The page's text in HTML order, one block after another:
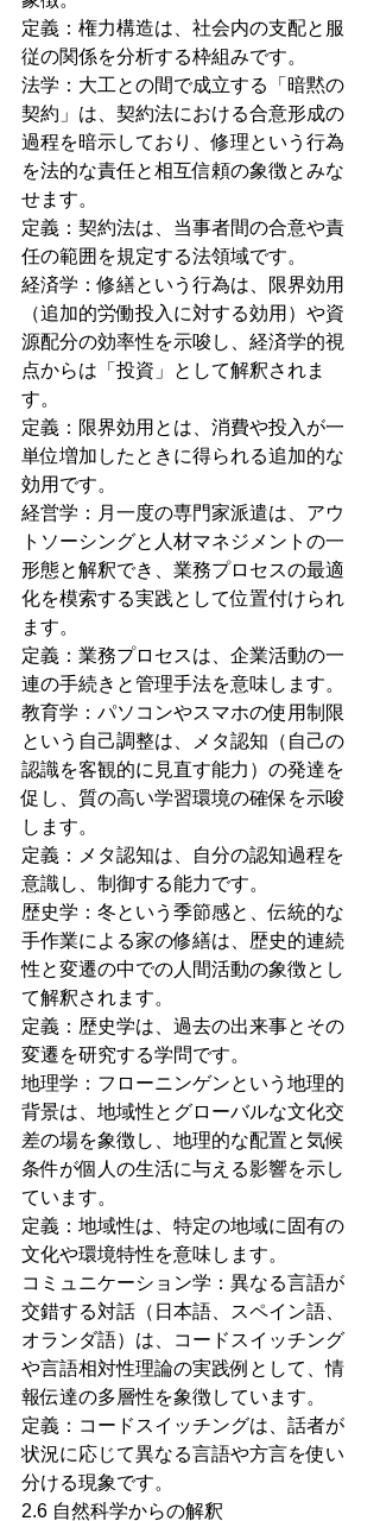
定義：権力構造は、社会内の支配と服
従の関係を分析する枠組みです。
法学：大工との間で成立する「暗黙の
契約」は、契約法における合意形成の
過程を暗示しており、修理という行為
を法的な責任と相互信頼の象徴とみな
せます。
定義：契約法は、当事者間の合意や責
任の範囲を規定する法領域です。
経済学：修繕という行為は、限界効用
（追加的労働投入に対する効用）や資
源配分の効率性を示唆し、経済学的視
点からは「投資」として解釈されま
す。
定義：限界効用とは、消費や投入が一
単位増加したときに得られる追加的な
効用です。
経営学：月一度の専門家派遣は、アウ
トソーシングと人材マネジメントの一
形態と解釈でき、業務プロセスの最適
化を模索する実践として位置付けられ
ます。
定義：業務プロセスは、企業活動の一
連の手続きと管理手法を意味します。
教育学：パソコンやスマホの使用制限
という自己調整は、メタ認知（自己の
認識を客観的に見直す能力）の発達を
促し、質の高い学習環境の確保を示唆
します。
定義：メタ認知は、自分の認知過程を
意識し、制御する能力です。
歴史学：冬という季節感と、伝統的な
手作業による家の修繕は、歴史的連続
性と変遷の中での人間活動の象徴とし
て解釈されます。
定義：歴史学は、過去の出来事とその
変遷を研究する学問です。
地理学：フローニンゲンという地理的
背景は、地域性とグローバルな文化交
差の場を象徴し、地理的な配置と気候
条件が個人の生活に与える影響を示し
ています。
定義：地域性は、特定の地域に固有の
文化や環境特性を意味します。
コミュニケーション学：異なる言語が
交錯する対話（日本語、スペイン語、
オランダ語）は、コードスイッチング
や言語相対性理論の実践例として、情
報伝達の多層性を象徴しています。
定義：コードスイッチングは、話者が
状況に応じて異なる言語や方言を使い
分ける現象です。
2.6 自然科学からの解釈